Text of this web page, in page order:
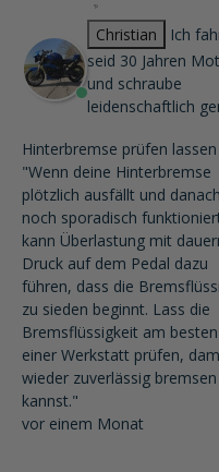
Christian
Ich
seid 30 Jahren
und schraube
leidenschaftlich
Hinterbremse prüfen lassen
"Wenn deine Hinterbremse
plötzlich ausfällt und
noch sporadisch
kann Überlastung mit
Druck auf dem Pedal dazu
führen, dass die
zu sieden beginnt. Lass die
Bremsflüssigkeit am
einer Werkstatt prüfen,
wieder zuverlässig bremsen
kannst."
vor einem Monat